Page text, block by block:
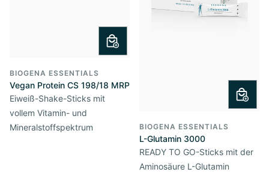
BIOGENA ESSENTIALS
Vegan Protein CS 198/18 MRP
Eiweiß-Shake-Sticks mit
vollem Vitamin- und
Mineralstoffspektrum
BIOGENA ESSENTIALS
L-Glutamin 3000
READY TO GO-Sticks mit der
Aminosäure L-Glutamin